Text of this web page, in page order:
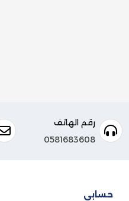
رقم الهاتف
0581683608
حسابي